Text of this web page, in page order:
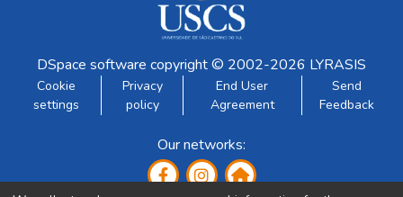
DSpace software copyright © 2002-2026 LYRASIS
Cookie
settings
Privacy
policy
End User
Agreement
Send
Feedback
Our networks: